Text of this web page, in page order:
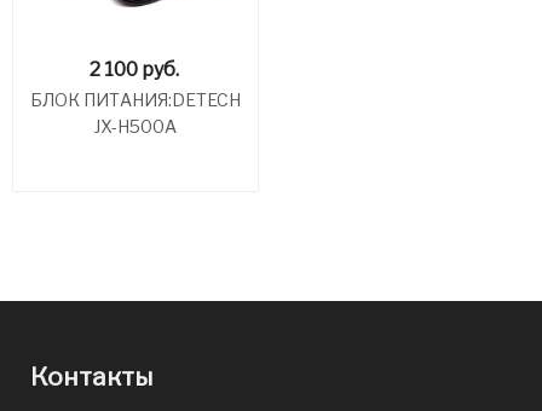
2 100 руб.
БЛОК ПИТАНИЯ:DETECH
JX-H500A
Контакты